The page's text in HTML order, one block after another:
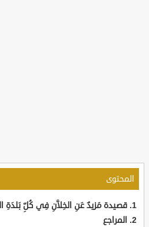
المحتوى
قصيدة مَزيدٌ عَنِ الخِلاَّنِ فِي كُلِّ بَلدَةِ
المراجع